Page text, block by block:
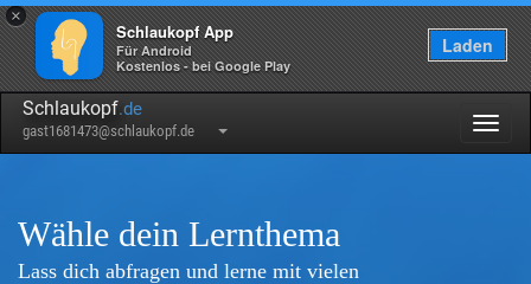
×
Schlaukopf App
Für Android
Kostenlos - bei Google Play
Laden
Schlaukopf.de
gast1681473@schlaukopf.de
Wähle dein Lernthema
Lass dich abfragen und lerne mit vielen